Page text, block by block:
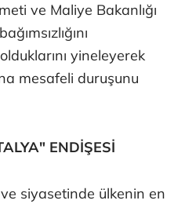
ve Maliye Bakanlığı
yineleyerek
mesafeli duruşunu
ENDİŞESİ
siyasetinde ülkenin en